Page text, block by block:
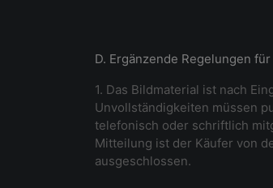
D. Ergänzende Regelungen
1. Das Bildmaterial ist nach
Unvollständigkeiten müssen
telefonisch oder schriftlich
Mitteilung ist der Käufer von
ausgeschlossen.